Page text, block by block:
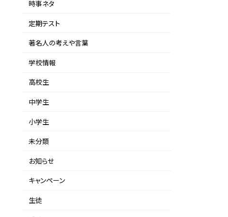
時事ネタ
定期テスト
著名人の考えや言葉
学校情報
高校生
中学生
小学生
未分類
お知らせ
キャンペーン
生徒